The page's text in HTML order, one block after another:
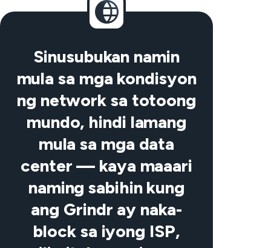
Sinusubukan namin
mula sa mga kondisyon
ng network sa totoong
mundo, hindi lamang
mula sa mga data
center — kaya maaari
naming sabihin kung
ang Grindr ay naka-
block sa iyong ISP,